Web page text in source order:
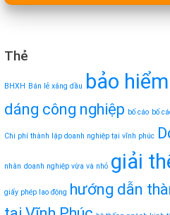
Thẻ
BHXH Bán lẻ xăng dầu bảo
dáng công nghiệp bố cáo bố
Chi phí thành lập doanh nghiệp tại vĩnh phúc
nhân doanh nghiệp vừa và nhỏ giải
giấy phép lao động hướng dẫn